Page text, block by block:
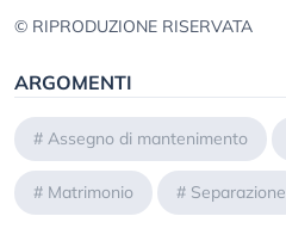
© RIPRODUZIONE RISERVATA
ARGOMENTI
# Assegno di mantenimento
# Matrimonio # Separazione